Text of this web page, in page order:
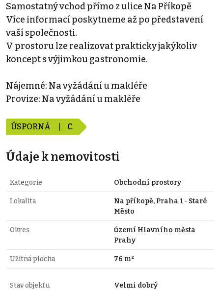
Samostatný vchod přímo z ulice Na Příkopě
Více informací poskytneme až po představení
vaší společnosti.
V prostoru lze realizovat prakticky jakýkoliv
koncept s výjimkou gastronomie.
Nájemné: Na vyžádání u makléře
Provize: Na vyžádání u makléře
ÚSPORNÁ C
Údaje k nemovitosti
Kategorie Obchodní prostory
Lokalita
Na příkopě, Praha 1 - Staré
Město
Okres
území Hlavního města
Prahy
Užitná plocha 76 m²
Stav objektu Velmi dobrý